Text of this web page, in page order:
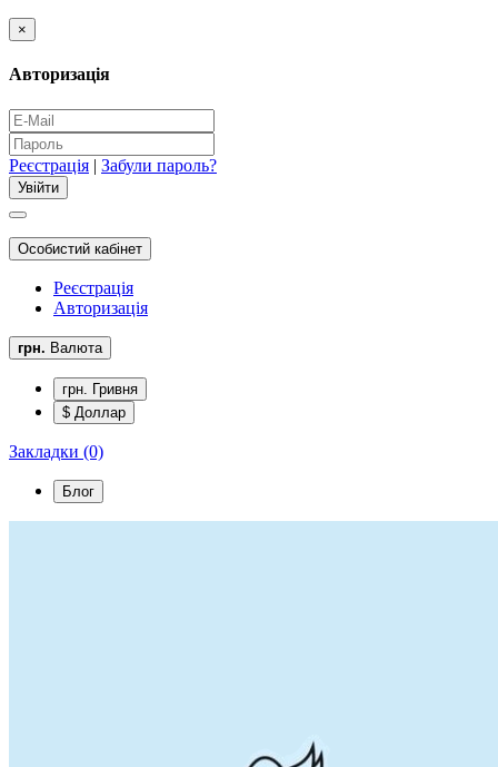
×
Авторизація
Реєстрація | Забули пароль?
Особистий кабінет
Реєстрація
Авторизація
грн. Валюта
грн. Гривня
$ Доллар
Закладки (0)
Блог